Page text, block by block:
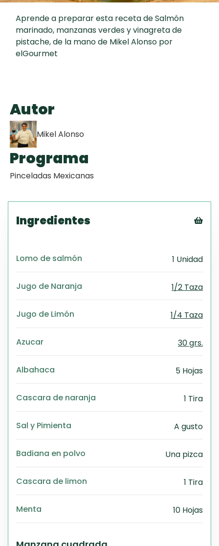
Key Lime Pie
Galletas con
30 min
Todas las
recetas
Aprende a preparar esta receta de Salmón
marinado, manzanas verdes y vinagreta de
pistache, de la mano de Mikel Alonso por
elGourmet
Autor
Mikel Alonso
Programa
Pinceladas Mexicanas
Ingredientes
Lomo de salmón 1 Unidad
Jugo de Naranja 1/2 Taza
Jugo de Limón 1/4 Taza
Azucar 30 grs.
Albahaca 5 Hojas
Cascara de naranja 1 Tira
Sal y Pimienta A gusto
Badiana en polvo Una pizca
Cascara de limon 1 Tira
Menta 10 Hojas